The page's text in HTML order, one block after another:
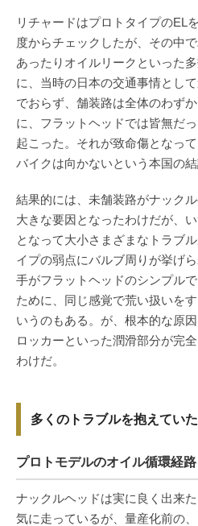
リチャードはプロトタイプのEL
度からチェックしたが、その中
あったりオイルリークといった
に、当時の日本の交通事情とし
でおらず、舗装路は全体のわず
に、フラットヘッドでは皆無だ
起こった。それが致命傷となっ
バイクは向かないという本国の結
結果的には、未舗装路がナック
大きな要因となったわけだが、
となって大小さまざまなトラブ
イプの弱点にバルブ周りが挙げ
手がフラットヘッドのシンプル
ために、同じ感覚で荒い扱いを
いうのもある。が、根本的な原
ロッカーといった潤滑部分が完
わけだ。
多くのトラブルを抱えてい
プロトモデルのオイル循環経路
ナックルヘッドは実に良く出来
気に走っているが、量産化前の